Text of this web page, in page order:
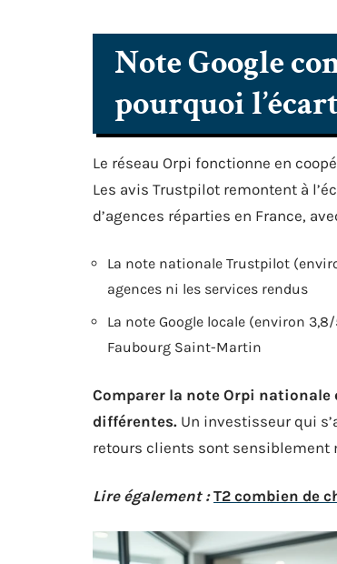
Note Google
pourquoi
Le réseau Orpi fonctionne en
Les avis Trustpilot remontent à
d’agences réparties en France,
La note nationale Trustpilot
agences ni les services rendus
La note Google locale (environ
Faubourg Saint-Martin
Comparer la note Orpi nationale
différentes. Un investisseur qui
retours clients sont sensiblement
Lire également : T2 combien de